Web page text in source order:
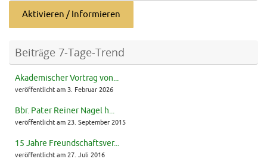
Aktivieren / Informieren
Beiträge 7-Tage-Trend
Akademischer Vortrag von...
veröffentlicht am 3. Februar 2026
Bbr. Pater Reiner Nagel h...
veröffentlicht am 23. September 2015
15 Jahre Freundschaftsver...
veröffentlicht am 27. Juli 2016